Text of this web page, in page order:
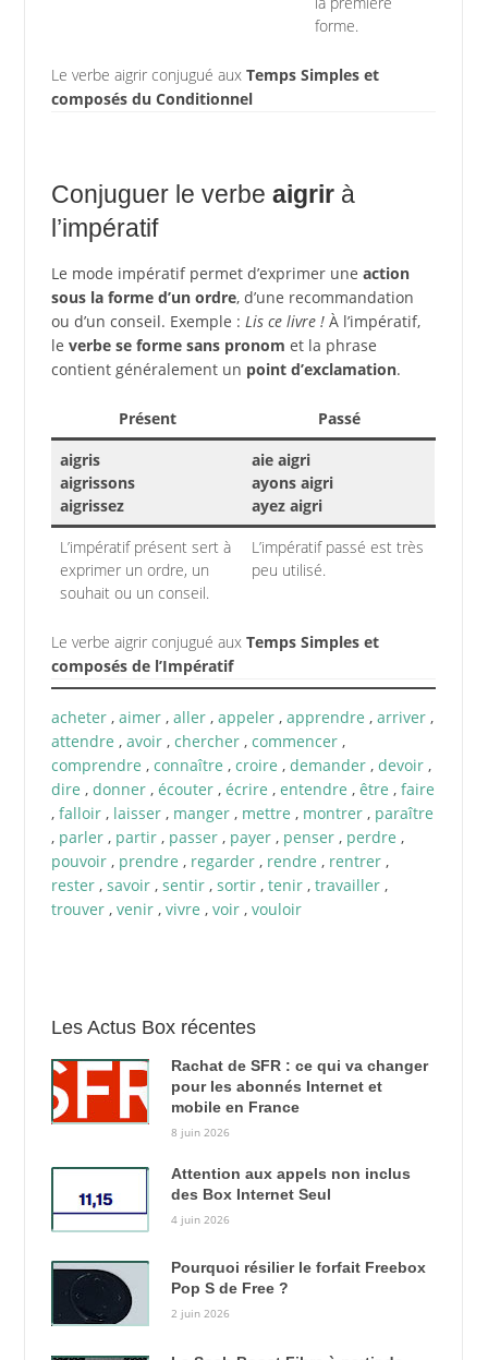
forme.
Le verbe aigrir conjugué aux Temps Simples et
composés du Conditionnel
Conjuguer le verbe aigrirà
l’impératif
Le mode impératif permet d’exprimer une action
sous la forme d’un ordre, d’une recommandation
ou d’un conseil. Exemple : Lis ce livre !À l’impératif,
le verbe se forme sans pronom et la phrase
contient généralement un point d’exclamation.
Présent
Passé
aigris
aigrissons
aigrissez
aie aigri
ayons aigri
ayez aigri
L’impératif présent sert à
exprimer un ordre, un
souhait ou un conseil.
L’impératif passé est très
peu utilisé.
Le verbe aigrir conjugué aux Temps Simples et
composés de l’Impératif
acheter, aimer, aller, appeler, apprendre , arriver,
attendre , avoir, chercher, commencer,
comprendre , connaître , croire , demander, devoir,
dire , donner, écouter, écrire , entendre , être , faire
, falloir, laisser, manger, mettre , montrer, paraître
, parler, partir, passer, payer, penser, perdre ,
pouvoir, prendre , regarder, rendre , rentrer,
rester, savoir, sentir, sortir, tenir, travailler,
trouver, venir, vivre , voir, vouloir
Les Actus Box récentes
Rachat de SFR : ce qui va changer
pour les abonnés Internet et
mobile en France
8 juin 2026
Attention aux appels non inclus
des Box Internet Seul
4 juin 2026
Pourquoi résilier le forfait Freebox
Pop S de Free ?
2 juin 2026